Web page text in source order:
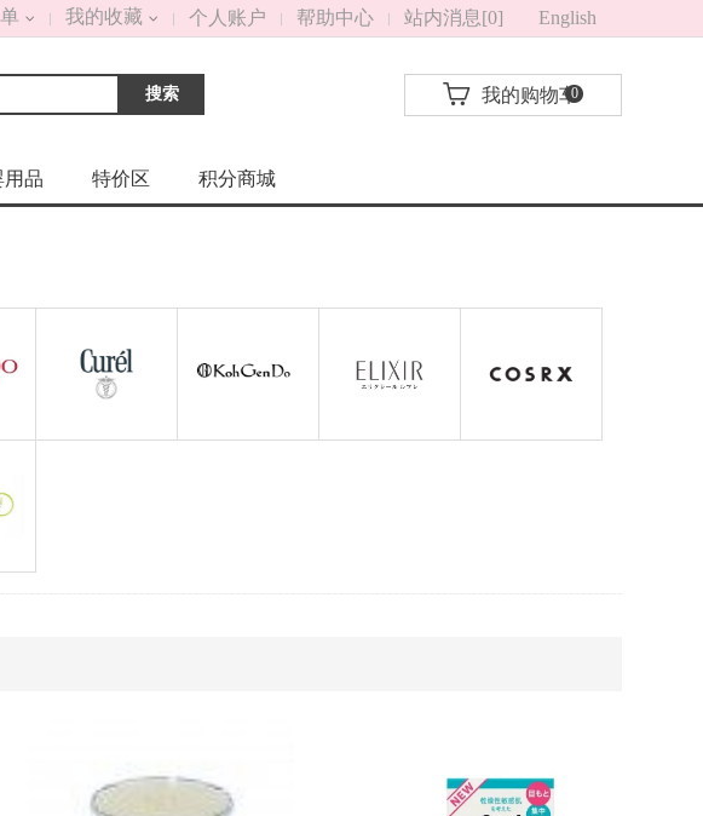
我的收藏 个人账户 帮助中心 站内消息[0] English
搜索 我的购物车
0
用品 特价区 积分商城